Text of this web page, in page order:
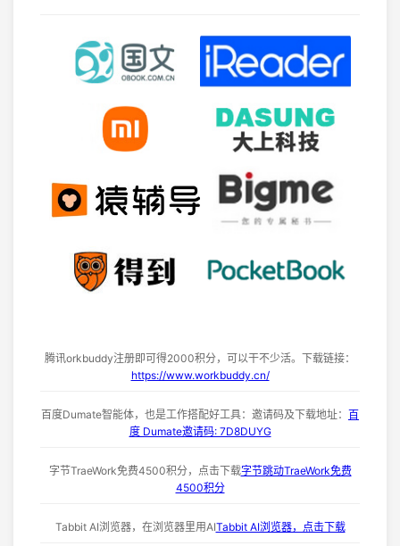
腾讯orkbuddy注册即可得2000积分，可以干不少活。下载链接：
https://www.workbuddy.cn/
百度Dumate智能体，也是工作搭配好工具：邀请码及下载地址： 百
度 Dumate邀请码: 7D8DUYG
字节TraeWork免费4500积分，点击下载字节跳动TraeWork免费
4500积分
Tabbit AI浏览器，在浏览器里用AITabbit AI浏览器，点击下载